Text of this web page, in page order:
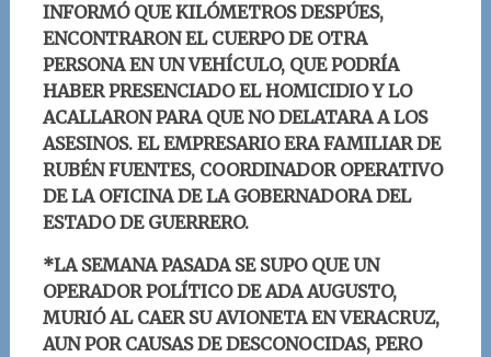
INFORMÓ QUE KILÓMETROS DESPÚES,
ENCONTRARON EL CUERPO DE OTRA
PERSONA EN UN VEHÍCULO, QUE PODRÍA
HABER PRESENCIADO EL HOMICIDIO Y LO
ACALLARON PARA QUE NO DELATARA A LOS
ASESINOS. EL EMPRESARIO ERA FAMILIAR DE
RUBÉN FUENTES, COORDINADOR OPERATIVO
DE LA OFICINA DE LA GOBERNADORA DEL
ESTADO DE GUERRERO.
*LA SEMANA PASADA SE SUPO QUE UN
OPERADOR POLÍTICO DE ADA AUGUSTO,
MURIÓ AL CAER SU AVIONETA EN VERACRUZ,
AUN POR CAUSAS DE DESCONOCIDAS, PERO